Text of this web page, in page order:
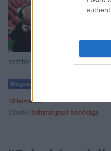
szétforgácsoltad a kapufát,
18 komment
Címkék: beharangozó bohócliga